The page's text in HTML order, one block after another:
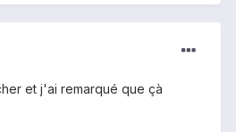
et j'ai remarqué que çà